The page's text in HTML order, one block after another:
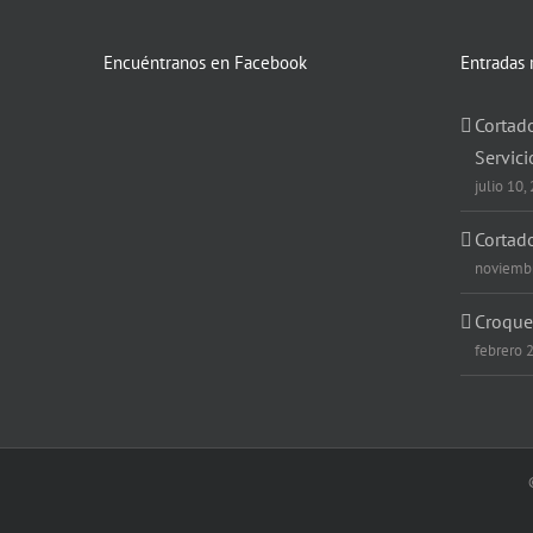
Encuéntranos en Facebook Entradas
julio 10,
febrero